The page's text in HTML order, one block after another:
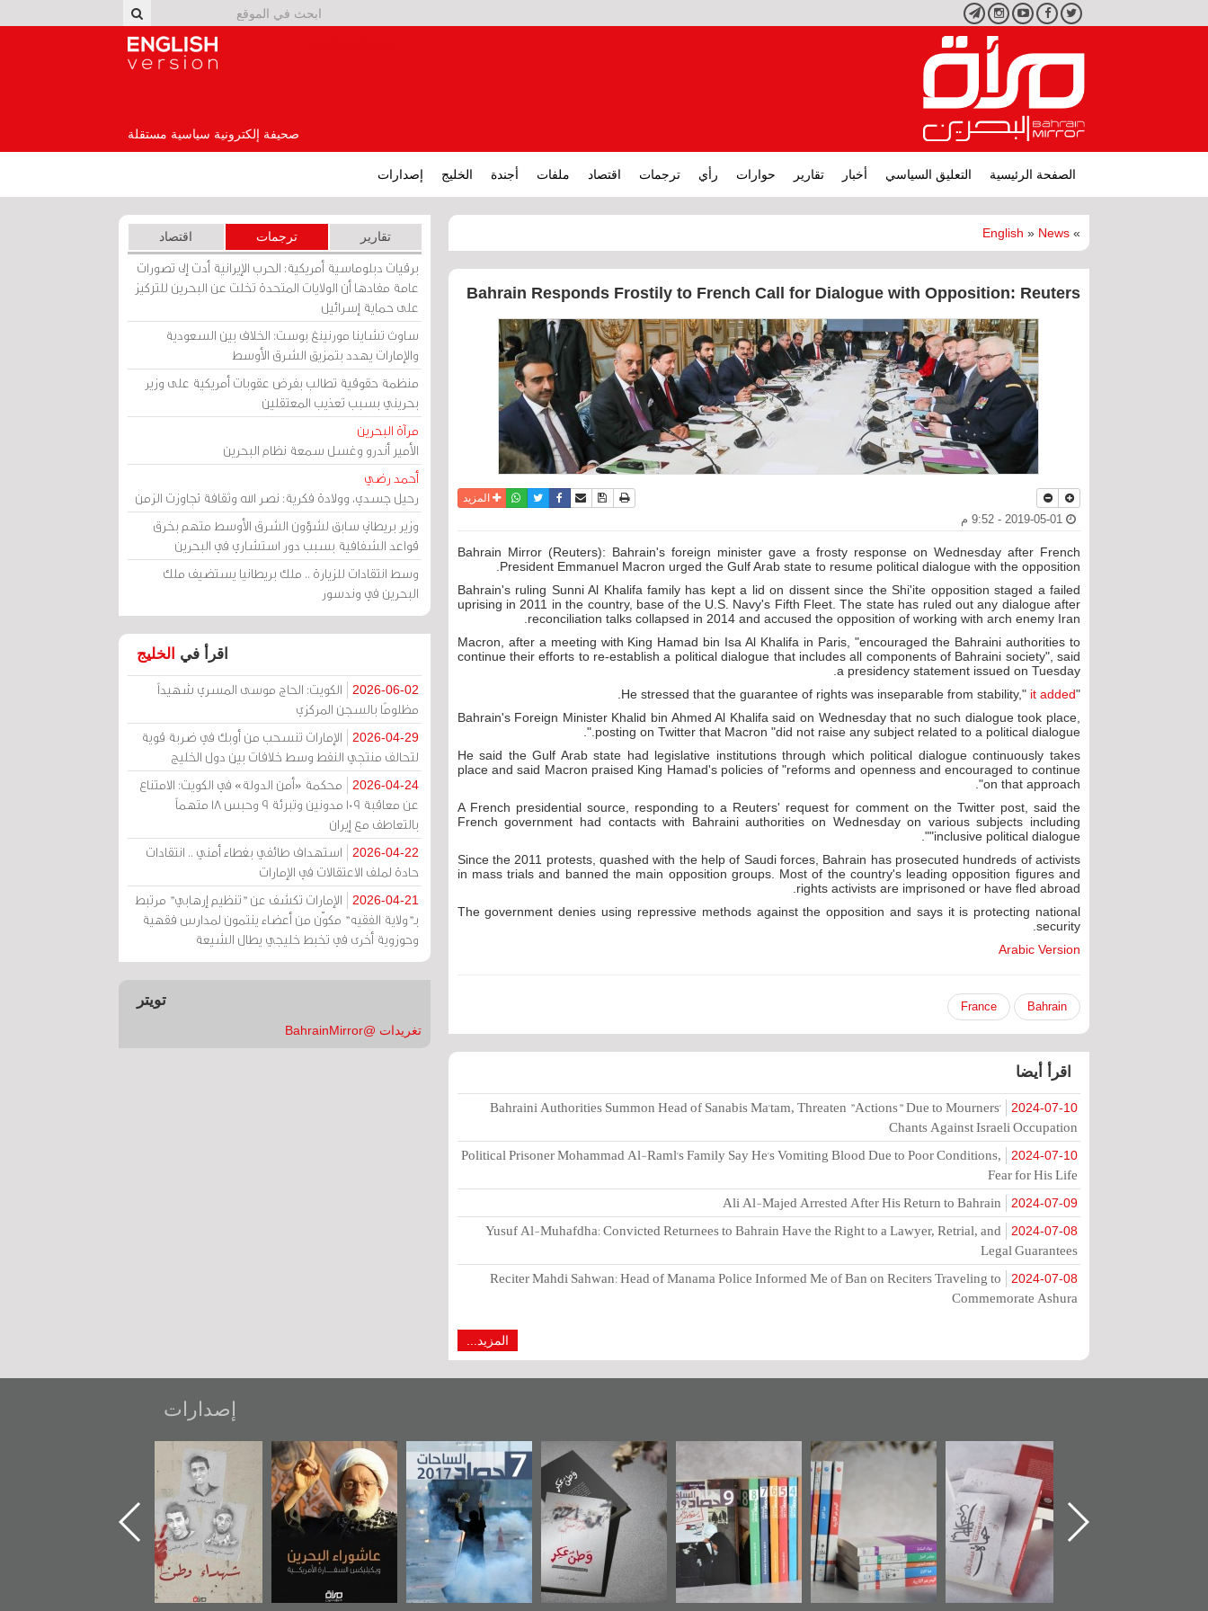
تويتر فيسبوكيوتيوبانستجرامتليجرام
صحيفة إلكترونية سياسية مستقلة
الصفحة الرئيسية التعليق السياسي أخبار تقارير حوارات رأي ترجمات اقتصاد ملفات أجندة الخليج إصدارات
»
English » News
Bahrain Responds Frostily to French Call for Dialogue with Opposition: Reuters
نسخة للطباعة
حفظ الموضوع
أرسل الى صديق
فيسبوكتويترواتسابالمزيد
Bahrain Mirror (Reuters): Bahrain's foreign minister gave a frosty response on Wednesday after French
President Emmanuel Macron urged the Gulf Arab state to resume political dialogue with the opposition.
Bahrain's ruling Sunni Al Khalifa family has kept a lid on dissent since the Shi'ite opposition staged a failed
uprising in 2011 in the country, base of the U.S. Navy's Fifth Fleet. The state has ruled out any dialogue after
reconciliation talks collapsed in 2014 and accused the opposition of working with arch enemy Iran.
Macron, after a meeting with King Hamad bin Isa Al Khalifa in Paris, "encouraged the Bahraini authorities to
continue their efforts to re-establish a political dialogue that includes all components of Bahraini society", said
a presidency statement issued on Tuesday.
"He stressed that the guarantee of rights was inseparable from stability,"
it added
Bahrain's Foreign Minister Khalid bin Ahmed Al Khalifa said on Wednesday that no such dialogue took place,
posting on Twitter that Macron "did not raise any subject related to a political dialogue.".
He said the Gulf Arab state had legislative institutions through which political dialogue continuously takes
place and said Macron praised King Hamad's policies of "reforms and openness and encouraged to continue
on that approach".
A French presidential source, responding to a Reuters' request for comment on the Twitter post, said the
French government had contacts with Bahraini authorities on Wednesday on various subjects including
"inclusive political dialogue".
Since the 2011 protests, quashed with the help of Saudi forces, Bahrain has prosecuted hundreds of activists
in mass trials and banned the main opposition groups. Most of the country's leading opposition figures and
rights activists are imprisoned or have fled abroad.
The government denies using repressive methods against the opposition and says it is protecting national
security.
Arabic Version
Bahrain
France
اقرأ أيضا
2024-07-10
Bahraini Authorities Summon Head of Sanabis Ma'tam, Threaten "Actions" Due to Mourners'
Chants Against Israeli Occupation
2024-07-10
Political Prisoner Mohammad Al-Raml's Family Say He's Vomiting Blood Due to Poor Conditions,
Fear for His Life
2024-07-09
Ali Al-Majed Arrested After His Return to Bahrain
2024-07-08
Yusuf Al-Muhafdha: Convicted Returnees to Bahrain Have the Right to a Lawyer, Retrial, and
Legal Guarantees
2024-07-08
Reciter Mahdi Sahwan: Head of Manama Police Informed Me of Ban on Reciters Traveling to
Commemorate Ashura
المزيد...
تقارير ترجمات اقتصاد
برقيات دبلوماسية أمريكية: الحرب الإيرانية أدت إلى تصورات
عامة مفادها أن الولايات المتحدة تخلت عن البحرين للتركيز
على حماية إسرائيل
ساوث تشاينا مورنينغ بوست: الخلاف بين السعودية
والإمارات يهدد بتمزيق الشرق الأوسط
منظمة حقوقية تطالب بفرض عقوبات أمريكية على وزير
بحريني بسبب تعذيب المعتقلين
مرآة البحرين
الأمير أندرو وغسل سمعة نظام البحرين
أحمد رضي
رحيل جسدي، وولادة فكرية: نصر الله وثقافة تجاوزت الزمن
وزير بريطاني سابق لشؤون الشرق الأوسط متهم بخرق
قواعد الشفافية بسبب دور استشاري في البحرين
وسط انتقادات للزيارة .. ملك بريطانيا يستضيف ملك
البحرين في وندسور
اقرأ في الخليج
2026-06-02
الكويت: الحاج موسى المسري شهيداً
مظلومًا بالسجن المركزي
2026-04-29
الإمارات تنسحب من أوبك في ضربة قوية
لتحالف منتجي النفط وسط خلافات بين دول الخليج
2026-04-24
محكمة «أمن الدولة» في الكويت: الامتناع
عن معاقبة 109 مدونين وتبرئة 9 وحبس 18 متهماً
بالتعاطف مع إيران
2026-04-22
استهداف طائفي بغطاء أمني .. انتقادات
حادة لملف الاعتقالات في الإمارات
2026-04-21
الإمارات تكشف عن "تنظيم إرهابي" مرتبط
بـ"ولاية الفقيه" مكوّن من أعضاء ينتمون لمدارس فقهية
وحوزوية أخرى في تخبط خليجي يطال الشيعة
تويتر
تغريدات @BahrainMirror
إصدارات
السهلاوي في ذكراه
"حماة الباب الأخير":
الإصدار الأول عن
اعتصام الدراز
وأحداث ساحة
الفداء لمركز أوال
للدراسات والتوثيق
تصنيف موضوعي
للوثائق البريطانية
يقدمه «مركز أوال»
في سلسلة من 5
كتب
تصدر حصاد
الساحات 2019
«وطن عكر» رواية
جديدة لمعتقل
عسكري تصدر عن
«مرآة البحرين»
حصاد 2017
عاشوراء البحرين...
ويكيليكس السفارة
الأمريكية
شهداء وطن